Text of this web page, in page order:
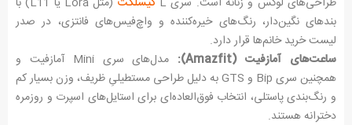
بندهای نگین‌دار، رنگ‌های خیره‌کننده و واچ‌فیس‌های فانتزی، در صدر
لیست خرید خانم‌ها قرار دارد.
ساعت‌های آمازفیت (Amazfit):
مدل‌های سری Mini آمازفیت و
همچنین سری Bip و GTS به دلیل طراحی مستطیلیِ ظریف، وزن بسیار کم
و رنگ‌بندی پاستلی، انتخاب فوق‌العاده‌ای برای استایل‌های اسپرت و روزمره
دخترانه هستند.